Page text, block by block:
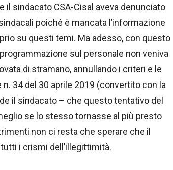
il sindacato CSA-Cisal aveva denunciato
poiché è mancata l’informazione
su questi temi. Ma adesso, con questo
sul personale non veniva
di stramano, annullando i criteri e le
34 del 30 aprile 2019 (convertito con la
il sindacato – che questo tentativo del
se lo stesso tornasse al più presto
non ci resta che sperare che il
i crismi dell’illegittimità.